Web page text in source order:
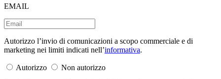
EMAIL
Autorizzo l’invio di comunicazioni a scopo commerciale e di
marketing nei limiti indicati nell’informativa.
Autorizzo
Non autorizzo